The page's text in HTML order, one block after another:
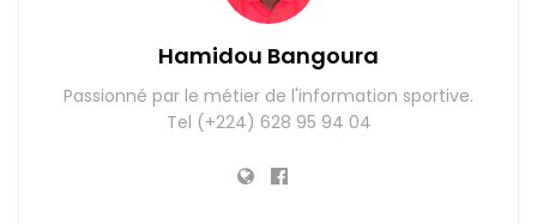
Hamidou Bangoura
Passionné par le métier de l'information sportive.
Tel (+224) 628 95 94 04